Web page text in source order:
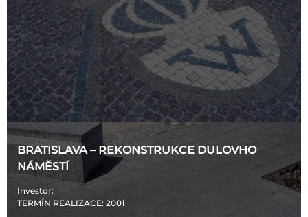
BRATISLAVA – REKONSTRUKCE DULOVHO
NÁMĚSTÍ
Investor:
TERMÍN REALIZACE: 2001